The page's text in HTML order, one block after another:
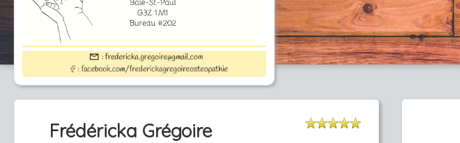
Frédéricka Grégoire